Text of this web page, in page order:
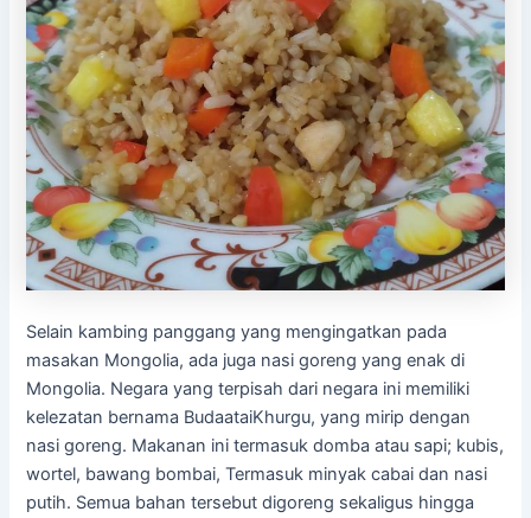
Selain kambing panggang yang mengingatkan pada
masakan Mongolia, ada juga nasi goreng yang enak di
Mongolia. Negara yang terpisah dari negara ini memiliki
kelezatan bernama Budaatai​Khurgu, yang mirip dengan
nasi goreng. Makanan ini termasuk domba atau sapi; kubis,
wortel, bawang bombai, Termasuk minyak cabai dan nasi
putih. Semua bahan tersebut digoreng sekaligus hingga